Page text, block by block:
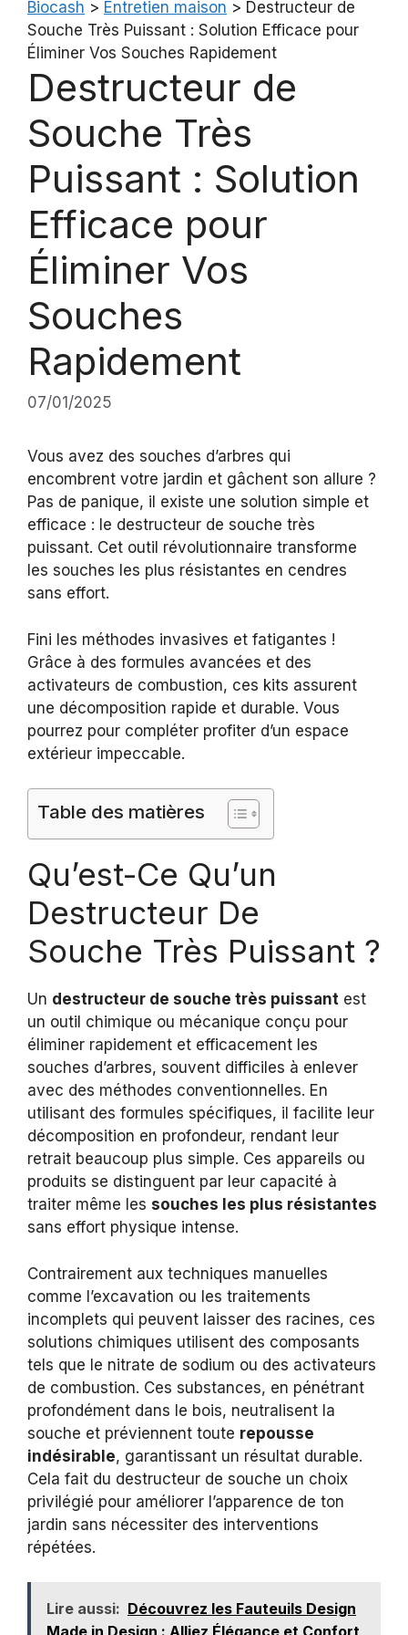
Biocash > Entretien maison > Destructeur de
Souche Très Puissant : Solution Efficace pour
Éliminer Vos Souches Rapidement
Destructeur de
Souche Très
Puissant : Solution
Efficace pour
Éliminer Vos
Souches
Rapidement
07/01/2025
Vous avez des souches d’arbres qui
encombrent votre jardin et gâchent son allure ?
Pas de panique, il existe une solution simple et
efficace : le destructeur de souche très
puissant. Cet outil révolutionnaire transforme
les souches les plus résistantes en cendres
sans effort.
Fini les méthodes invasives et fatigantes !
Grâce à des formules avancées et des
activateurs de combustion, ces kits assurent
une décomposition rapide et durable. Vous
pourrez pour compléter profiter d’un espace
extérieur impeccable.
Table des matières
Qu’est-Ce Qu’un
Destructeur De
Souche Très Puissant ?
Un destructeur de souche très puissant est
un outil chimique ou mécanique conçu pour
éliminer rapidement et efficacement les
souches d’arbres, souvent difficiles à enlever
avec des méthodes conventionnelles. En
utilisant des formules spécifiques, il facilite leur
décomposition en profondeur, rendant leur
retrait beaucoup plus simple. Ces appareils ou
produits se distinguent par leur capacité à
traiter même les souches les plus résistantes
sans effort physique intense.
Contrairement aux techniques manuelles
comme l’excavation ou les traitements
incomplets qui peuvent laisser des racines, ces
solutions chimiques utilisent des composants
tels que le nitrate de sodium ou des activateurs
de combustion. Ces substances, en pénétrant
profondément dans le bois, neutralisent la
souche et préviennent toute repousse
indésirable, garantissant un résultat durable.
Cela fait du destructeur de souche un choix
privilégié pour améliorer l’apparence de ton
jardin sans nécessiter des interventions
répétées.
Lire aussi: Découvrez les Fauteuils Design